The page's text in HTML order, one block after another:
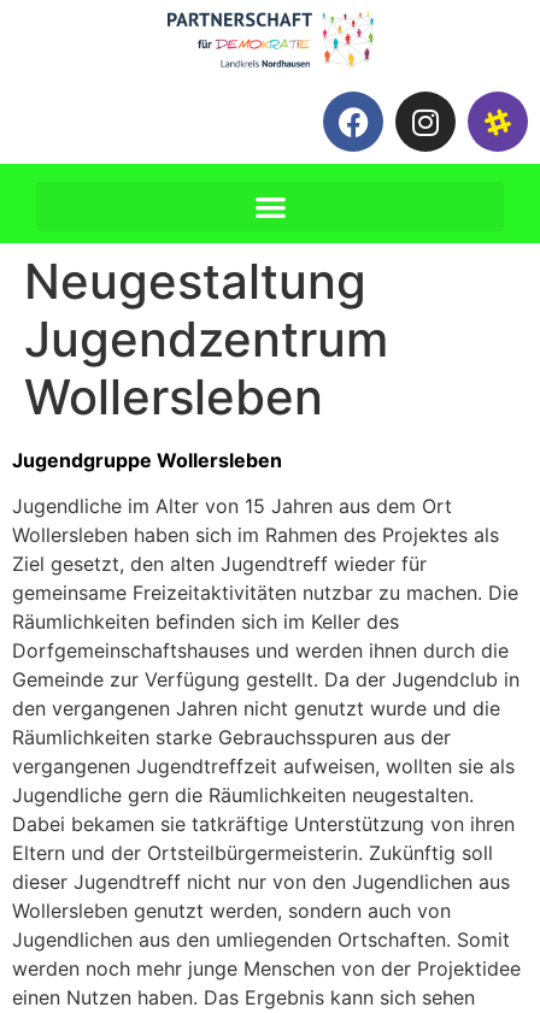
Neugestaltung
Jugendzentrum
Wollersleben
Jugendgruppe Wollersleben
Jugendliche im Alter von 15 Jahren aus dem Ort
Wollersleben haben sich im Rahmen des Projektes als
Ziel gesetzt, den alten Jugendtreff wieder für
gemeinsame Freizeitaktivitäten nutzbar zu machen. Die
Räumlichkeiten befinden sich im Keller des
Dorfgemeinschaftshauses und werden ihnen durch die
Gemeinde zur Verfügung gestellt. Da der Jugendclub in
den vergangenen Jahren nicht genutzt wurde und die
Räumlichkeiten starke Gebrauchsspuren aus der
vergangenen Jugendtreffzeit aufweisen, wollten sie als
Jugendliche gern die Räumlichkeiten neugestalten.
Dabei bekamen sie tatkräftige Unterstützung von ihren
Eltern und der Ortsteilbürgermeisterin. Zukünftig soll
dieser Jugendtreff nicht nur von den Jugendlichen aus
Wollersleben genutzt werden, sondern auch von
Jugendlichen aus den umliegenden Ortschaften. Somit
werden noch mehr junge Menschen von der Projektidee
einen Nutzen haben. Das Ergebnis kann sich sehen